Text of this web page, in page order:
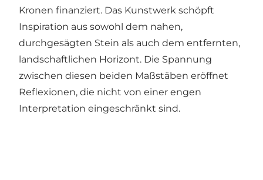
Kronen finanziert. Das Kunstwerk schöpft
Inspiration aus sowohl dem nahen,
durchgesägten Stein als auch dem entfernten,
landschaftlichen Horizont. Die Spannung
zwischen diesen beiden Maßstäben eröffnet
Reflexionen, die nicht von einer engen
Interpretation eingeschränkt sind.